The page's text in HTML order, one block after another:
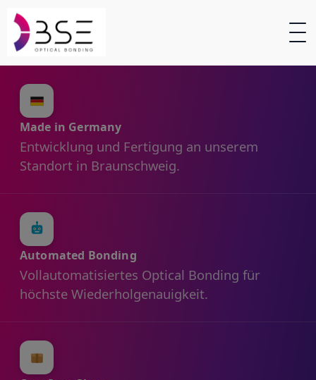
Made in Germany
Entwicklung und Fertigung an unserem
Standort in Braunschweig.
Automated Bonding
Vollautomatisiertes Optical Bonding für
höchste Wiederholgenauigkeit.